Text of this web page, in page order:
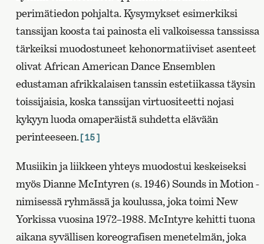
perimätiedon pohjalta. Kysymykset esimerkiksi
tanssijan koosta tai painosta eli valkoisessa tanssissa
tärkeiksi muodostuneet kehonormatiiviset asenteet
olivat African American Dance Ensemblen
edustaman afrikkalaisen tanssin estetiikassa täysin
toissijaisia, koska tanssijan virtuositeetti nojasi
kykyyn luoda omaperäistä suhdetta elävään
perinteeseen.[15]
Musiikin ja liikkeen yhteys muodostui keskeiseksi
myös Dianne McIntyren (s. 1946) Sounds in Motion -
nimisessä ryhmässä ja koulussa, joka toimi New
Yorkissa vuosina 1972–1988. McIntyre kehitti tuona
aikana syvällisen koreografisen menetelmän, joka